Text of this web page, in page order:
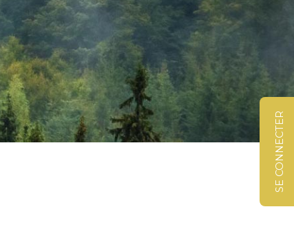
SE CONNECTER
©